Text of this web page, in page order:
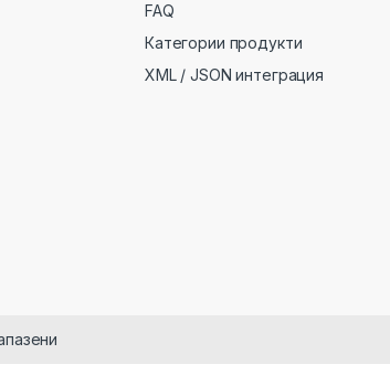
FAQ
Категории продукти
XML / JSON интеграция